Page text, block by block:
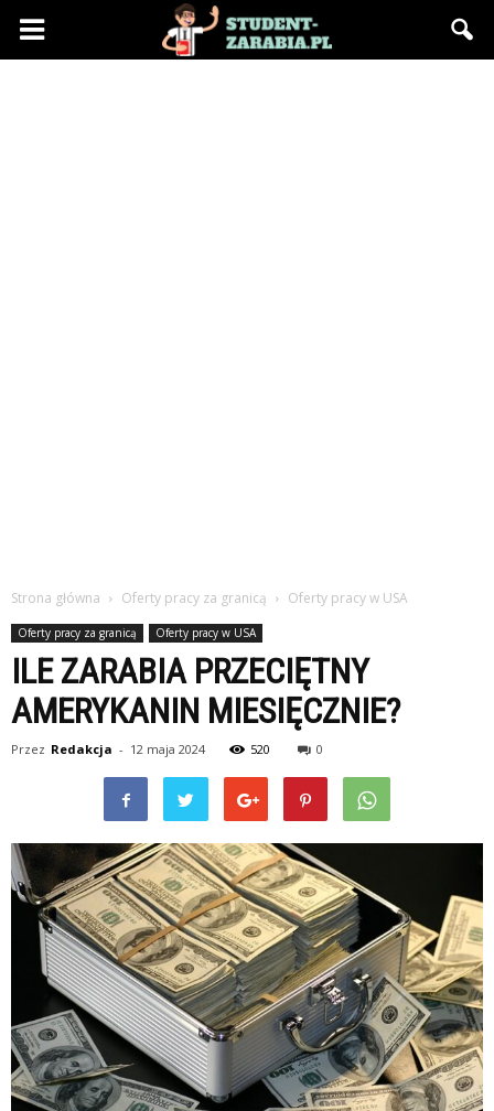
Blog
Strona główna Oferty pracy za granicą Oferty pracy w USA
Oferty pracy za granicą Oferty pracy w USA
ILE ZARABIA PRZECIĘTNY
AMERYKANIN MIESIĘCZNIE?
Przez Redakcja - 12 maja 2024 520 0